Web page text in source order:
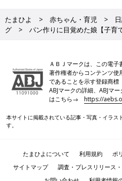
たまひよ 赤ちゃん・育児
グ
パン作りに目覚めた娘【子育
ＡＢＪマークは、この電子
著作権者からコンテンツ使
であることを示す登録商標
ABJマークの詳細、ABJマ
はこちら→https://
本サイトに掲載されている記事・写真・イラス
す。
たまひよについて 利用規約 ポ
サイトマップ
調査・プレスリリース